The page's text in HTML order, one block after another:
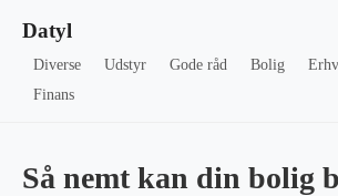
Datyl
Diverse Udstyr Gode råd Bolig
Finans
Så nemt kan din bolig